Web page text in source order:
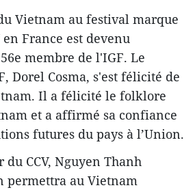
Vietnam au festival marque
France est devenu
membre de l'IGF. Le
Dorel Cosma, s'est félicité de
Il a félicité le folklore
et a affirmé sa confiance
futures du pays à l’Union.
CCV, Nguyen Thanh
permettra au Vietnam